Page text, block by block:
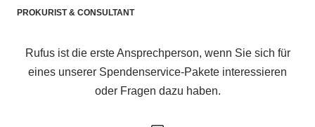
PROKURIST & CONSULTANT
Rufus ist die erste Ansprechperson, wenn Sie sich für
eines unserer Spendenservice-Pakete interessieren
oder Fragen dazu haben.